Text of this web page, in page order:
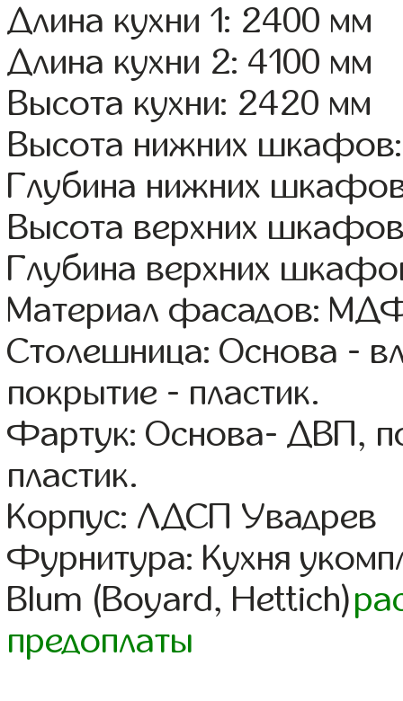
Длина кухни 1: 2400 мм
Длина кухни 2: 4100 мм
Высота кухни: 2420 мм
Высота нижних
Глубина нижних
Высота верхних
Глубина верхних
Материал фасадов:
Столешница: Основа -
покрытие - пластик.
Фартук: Основа- ДВП,
пластик.
Корпус: ЛДСП Увадрев
Фурнитура: Кухня
Blum (Boyard, Hettich)
предоплаты